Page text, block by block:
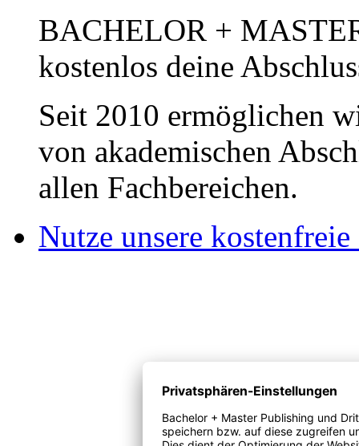
BACHELOR +
kostenlos deine
Seit 2010 ermöglichen
von akademischen
allen Fachbereichen.
Nutze unsere